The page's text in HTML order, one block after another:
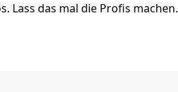
Lass das mal die Profis machen.